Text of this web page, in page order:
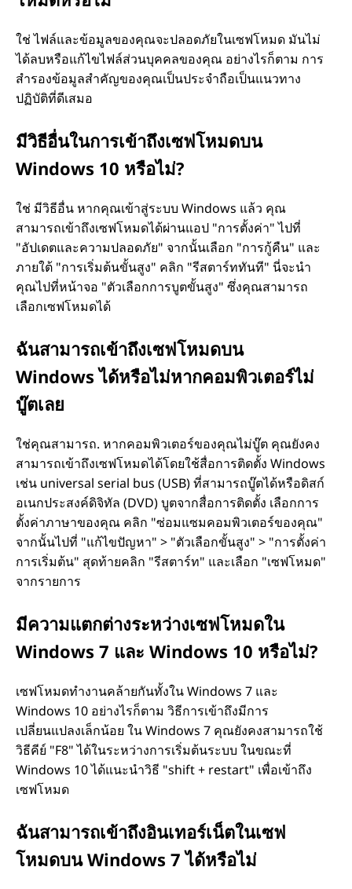
ใช่ ไฟล์และข้อมูลของคุณจะปลอดภัยในเซฟโหมด มันไม่
ได้ลบหรือแก้ไขไฟล์ส่วนบุคคลของคุณ อย่างไรก็ตาม การ
สำรองข้อมูลสำคัญของคุณเป็นประจำถือเป็นแนวทาง
ปฏิบัติที่ดีเสมอ
มีวิธีอื่นในการเข้าถึงเซฟโหมดบน
Windows 10 หรือไม่?
ใช่ มีวิธีอื่น หากคุณเข้าสู่ระบบ Windows แล้ว คุณ
สามารถเข้าถึงเซฟโหมดได้ผ่านแอป "การตั้งค่า" ไปที่
"อัปเดตและความปลอดภัย" จากนั้นเลือก "การกู้คืน" และ
ภายใต้ "การเริ่มต้นขั้นสูง" คลิก "รีสตาร์ททันที" นี่จะนำ
คุณไปที่หน้าจอ "ตัวเลือกการบูตขั้นสูง" ซึ่งคุณสามารถ
เลือกเซฟโหมดได้
ฉันสามารถเข้าถึงเซฟโหมดบน
Windows ได้หรือไม่หากคอมพิวเตอร์ไม่
บู๊ตเลย
ใช่คุณสามารถ. หากคอมพิวเตอร์ของคุณไม่บู๊ต คุณยังคง
สามารถเข้าถึงเซฟโหมดได้โดยใช้สื่อการติดตั้ง Windows
เช่น universal serial bus (USB) ที่สามารถบู๊ตได้หรือดิสก์
อเนกประสงค์ดิจิทัล (DVD) บูตจากสื่อการติดตั้ง เลือกการ
ตั้งค่าภาษาของคุณ คลิก "ซ่อมแซมคอมพิวเตอร์ของคุณ"
จากนั้นไปที่ "แก้ไขปัญหา" > "ตัวเลือกขั้นสูง" > "การตั้งค่า
การเริ่มต้น" สุดท้ายคลิก "รีสตาร์ท" และเลือก "เซฟโหมด"
จากรายการ
มีความแตกต่างระหว่างเซฟโหมดใน
Windows 7 และ Windows 10 หรือไม่?
เซฟโหมดทำงานคล้ายกันทั้งใน Windows 7 และ
Windows 10 อย่างไรก็ตาม วิธีการเข้าถึงมีการ
เปลี่ยนแปลงเล็กน้อย ใน Windows 7 คุณยังคงสามารถใช้
วิธีคีย์ "F8" ได้ในระหว่างการเริ่มต้นระบบ ในขณะที่
Windows 10 ได้แนะนำวิธี "shift + restart" เพื่อเข้าถึง
เซฟโหมด
ฉันสามารถเข้าถึงอินเทอร์เน็ตในเซฟ
โหมดบน Windows 7 ได้หรือไม่